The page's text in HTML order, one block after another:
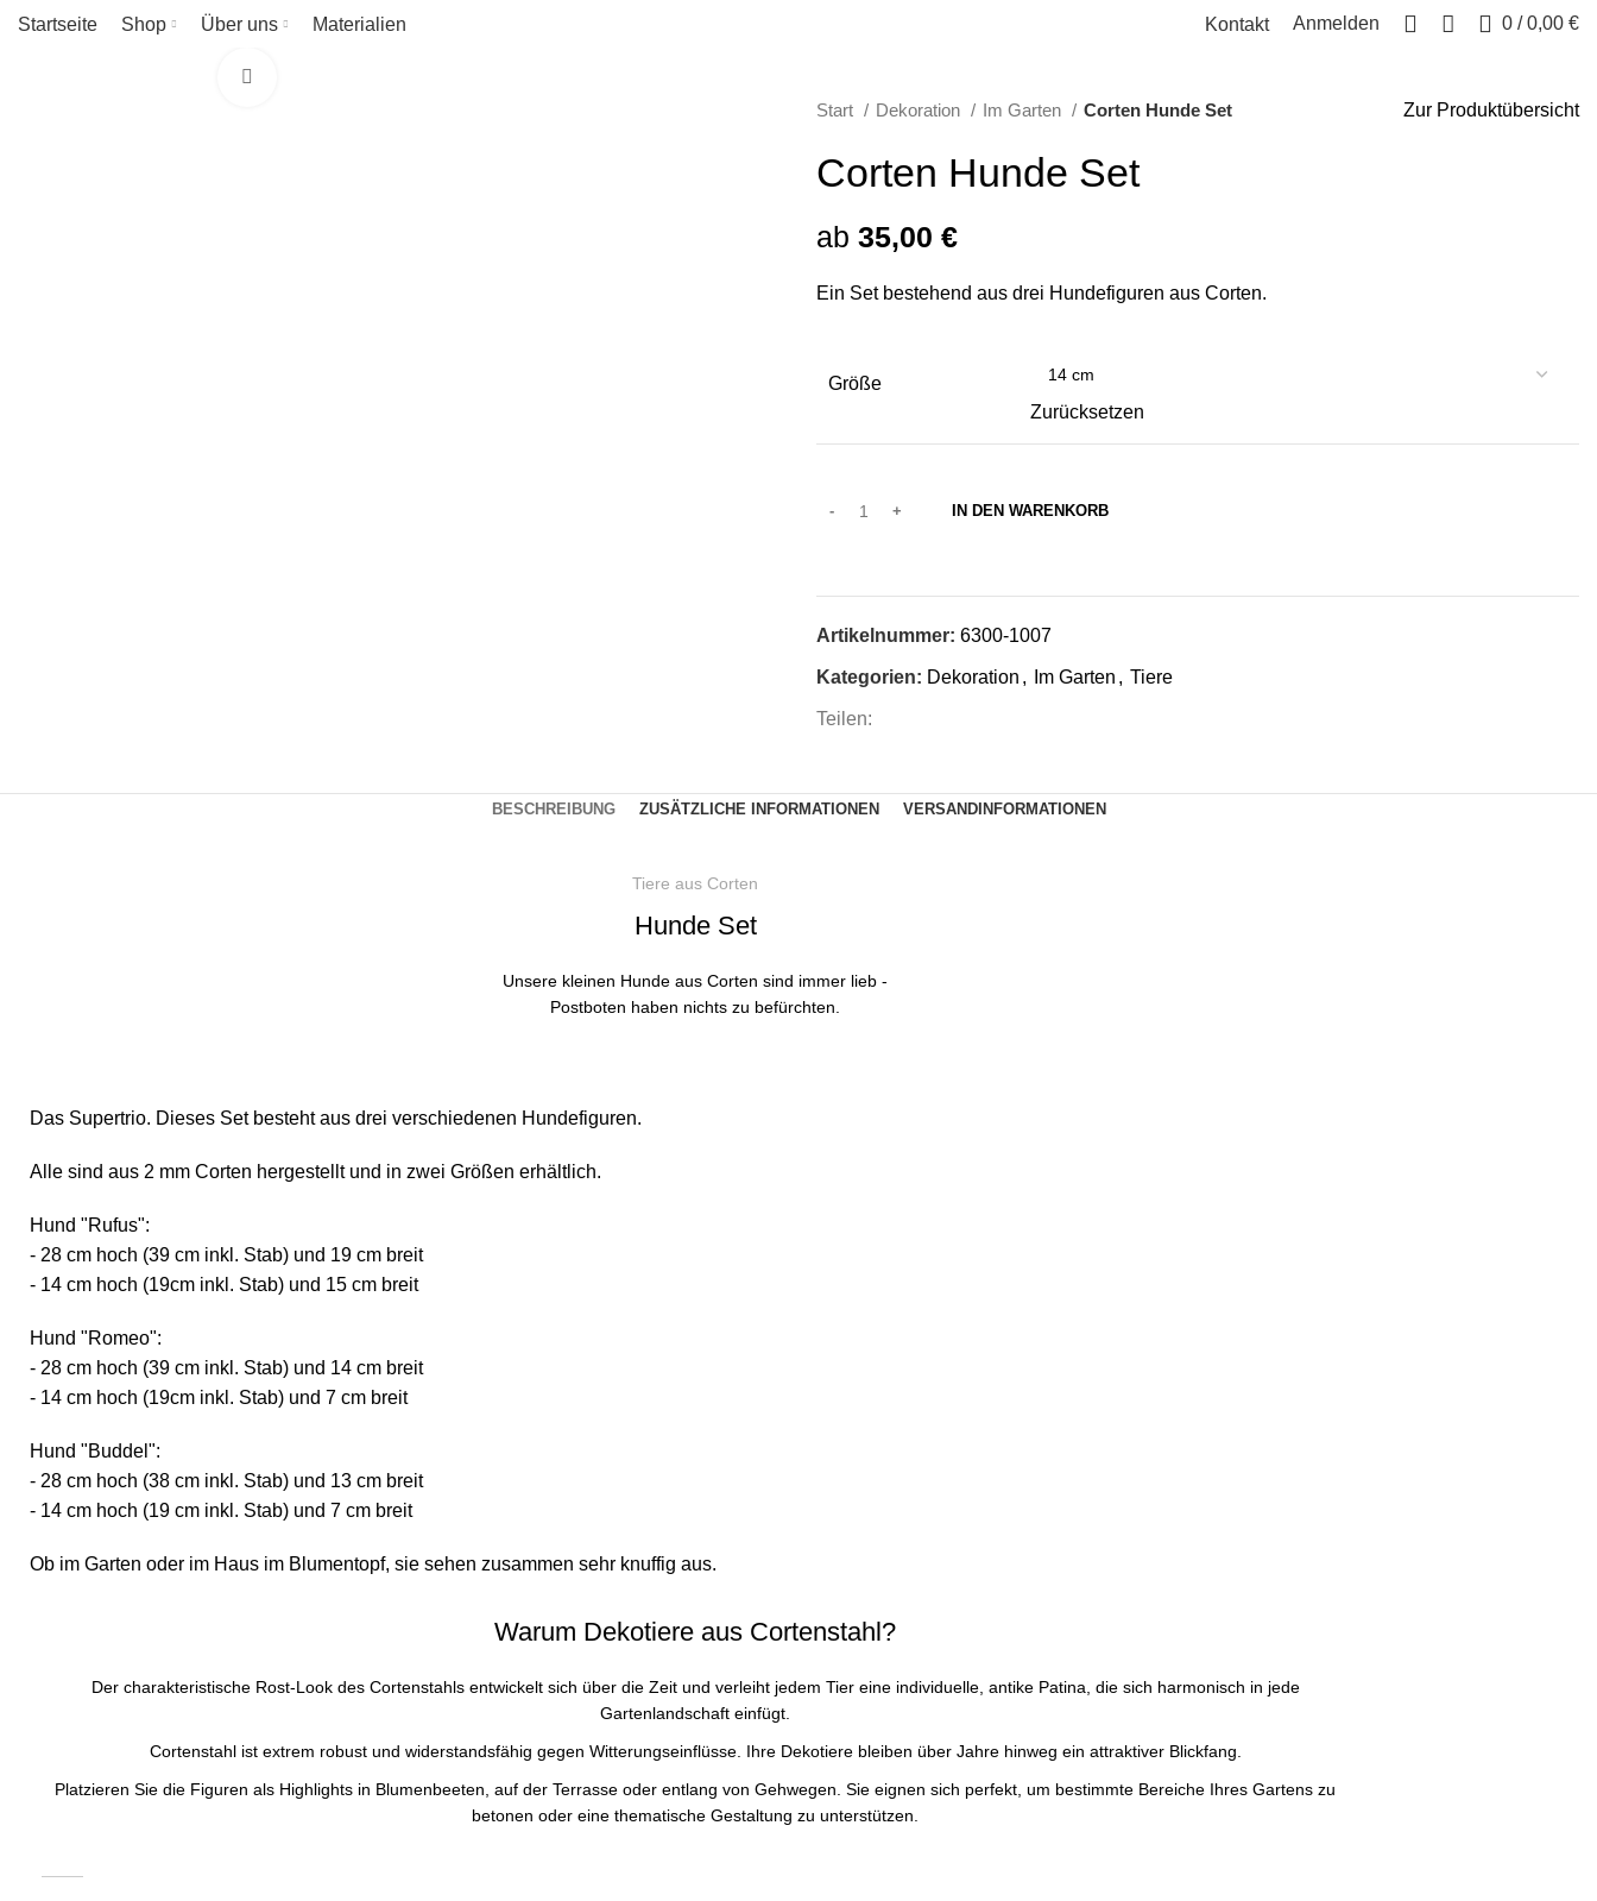
Startseite Shop Über uns Materialien Kontakt Anmelden 0 / 0,00 €
Start Dekoration Im Garten Corten Hunde Set Zur Produktübersicht
Corten Hunde Set
ab 35,00 €
Ein Set bestehend aus drei Hundefiguren aus Corten.
Größe
Zurücksetzen
IN DEN WARENKORB
Artikelnummer: 6300-1007
Kategorien: Dekoration , Im Garten , Tiere
Teilen:
BESCHREIBUNG ZUSÄTZLICHE INFORMATIONEN VERSANDINFORMATIONEN
Tiere aus Corten
Hunde Set
Unsere kleinen Hunde aus Corten sind immer lieb -
Postboten haben nichts zu befürchten.
Das Supertrio. Dieses Set besteht aus drei verschiedenen Hundefiguren.
Alle sind aus 2 mm Corten hergestellt und in zwei Größen erhältlich.
Hund "Rufus":
- 28 cm hoch (39 cm inkl. Stab) und 19 cm breit
- 14 cm hoch (19cm inkl. Stab) und 15 cm breit
Hund "Romeo":
- 28 cm hoch (39 cm inkl. Stab) und 14 cm breit
- 14 cm hoch (19cm inkl. Stab) und 7 cm breit
Hund "Buddel":
- 28 cm hoch (38 cm inkl. Stab) und 13 cm breit
- 14 cm hoch (19 cm inkl. Stab) und 7 cm breit
Ob im Garten oder im Haus im Blumentopf, sie sehen zusammen sehr knuffig aus.
Warum Dekotiere aus Cortenstahl?
Der charakteristische Rost-Look des Cortenstahls entwickelt sich über die Zeit und verleiht jedem Tier eine individuelle, antike Patina, die sich harmonisch in jede
Gartenlandschaft einfügt.
Cortenstahl ist extrem robust und widerstandsfähig gegen Witterungseinflüsse. Ihre Dekotiere bleiben über Jahre hinweg ein attraktiver Blickfang.
Platzieren Sie die Figuren als Highlights in Blumenbeeten, auf der Terrasse oder entlang von Gehwegen. Sie eignen sich perfekt, um bestimmte Bereiche Ihres Gartens zu
betonen oder eine thematische Gestaltung zu unterstützen.